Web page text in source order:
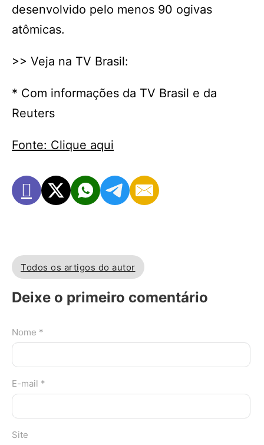
desenvolvido pelo menos 90 ogivas
atômicas.
>> Veja na TV Brasil:
* Com informações da TV Brasil e da
Reuters
Fonte: Clique aqui
Todos os artigos do autor
Deixe o primeiro comentário
Nome *
E-mail *
Site